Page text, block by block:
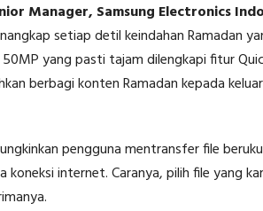
Manager, Samsung Electronics
setiap detil keindahan Ramadan
yang pasti tajam dilengkapi fitur
berbagi konten Ramadan kepada
pengguna mentransfer file
internet. Caranya, pilih file yang